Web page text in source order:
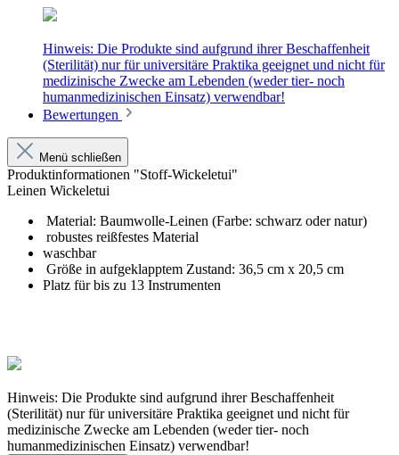
Hinweis: Die Produkte sind aufgrund ihrer Beschaffenheit
(Sterilität) nur für universitäre Praktika geeignet und nicht für
medizinische Zwecke am Lebenden (weder tier- noch
humanmedizinischen Einsatz) verwendbar!
Bewertungen
Menü schließen
Produktinformationen "Stoff-Wickeletui"
Leinen Wickeletui
Material: Baumwolle-Leinen (Farbe: schwarz oder natur)
robustes reißfestes Material
waschbar
Größe in aufgeklapptem Zustand: 36,5 cm x 20,5 cm
Platz für bis zu 13 Instrumenten
Hinweis: Die Produkte sind aufgrund ihrer Beschaffenheit
(Sterilität) nur für universitäre Praktika geeignet und nicht für
medizinische Zwecke am Lebenden (weder tier- noch
humanmedizinischen Einsatz) verwendbar!